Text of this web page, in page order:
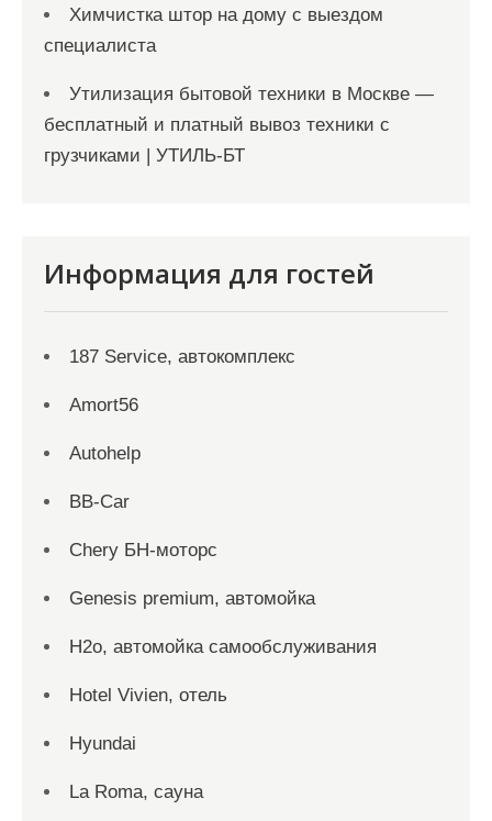
Химчистка штор на дому с выездом
специалиста
Утилизация бытовой техники в Москве —
бесплатный и платный вывоз техники с
грузчиками | УТИЛЬ-БТ
Информация для гостей
187 Service, автокомплекс
Amort56
Autohelp
BB-Car
Chery БН-моторс
Genesis premium, автомойка
H2o, автомойка самообслуживания
Hotel Vivien, отель
Hyundai
La Roma, сауна